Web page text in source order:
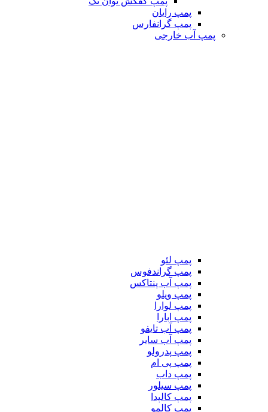
پمپ رایان
پمپ گرانفارس
پمپ آب خارجی
پمپ لئو
پمپ گراندفوس
پمپ آب پنتاکس
پمپ ویلو
پمپ لوارا
پمپ ابارا
پمپ آب تایفو
پمپ آب سایر
پمپ پدرولو
پمپ پی ام
پمپ داب
پمپ سیلور
پمپ کالپدا
پمپ کالمو